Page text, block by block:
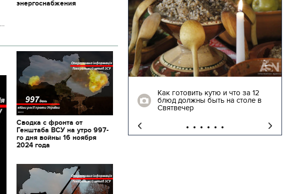
энергоснабжения
Сводка с фронта от
Генштаба ВСУ на утро 997-
го дня войны 16 ноября
2024 года
11.10.2017 | 16:22
Времена Руси: как выглядят
декорации к фильму
"Сторожевая застава"
Как готовить кутю и что за 12
блюд должны быть на столе в
Святвечер